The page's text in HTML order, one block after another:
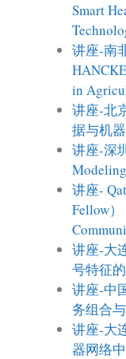
Smart
讲座-南
in
讲座-北
据与机
讲座-深
讲座-
Fellow）
讲座-大
号特征
讲座-中
务组合
讲座-大
器网络